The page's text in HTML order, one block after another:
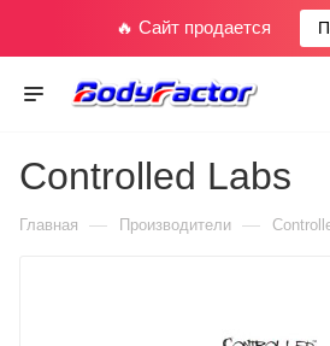
🔥 Сайт продается
Controlled Labs
Главная — Производители —